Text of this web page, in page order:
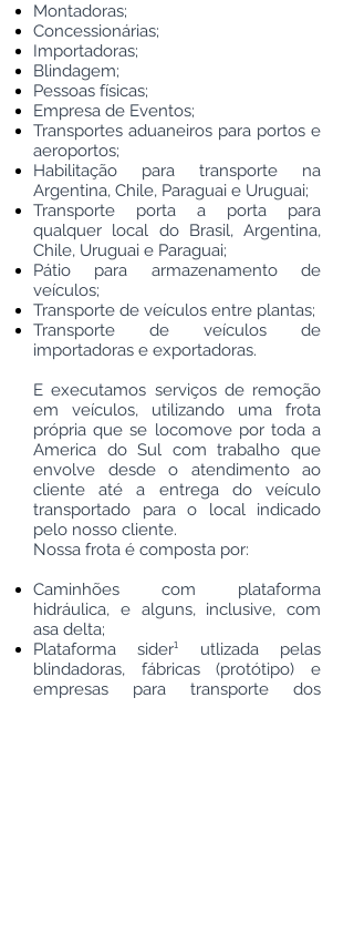
Montadoras;
Concessionárias;
Importadoras;
Blindagem;
Pessoas físicas;
Empresa de Eventos;
Transportes aduaneiros para portos e
aeroportos;
Habilitação para transporte na
Argentina, Chile, Paraguai e Uruguai;
Transporte porta a porta para
qualquer local do Brasil, Argentina,
Chile, Uruguai e Paraguai;
Pátio para armazenamento de
veículos;
Transporte de veículos entre plantas;
Transporte de veículos de
importadoras e exportadoras.
E executamos serviços de remoção
em veículos, utilizando uma frota
própria que se locomove por toda a
America do Sul com trabalho que
envolve desde o atendimento ao
cliente até a entrega do veículo
transportado para o local indicado
pelo nosso cliente.
Nossa frota é composta por:
Caminhões com plataforma
hidráulica, e alguns, inclusive, com
asa delta;
Plataforma sider¹ utlizada pelas
blindadoras, fábricas (protótipo) e
empresas para transporte dos